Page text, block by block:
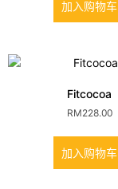
加入购物车
Fitcocoa
RM228.00
加入购物车